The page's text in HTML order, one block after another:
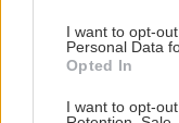
I want to opt-
Personal Data
Opted In
I want to opt-
Δείτε ακόμη